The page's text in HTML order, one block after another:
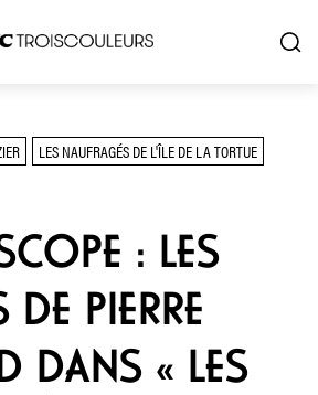
LES NAUFRAGÉS DE L'ÎLE DE LA TORTUE
: LES
DE PIERRE
DANS « LES